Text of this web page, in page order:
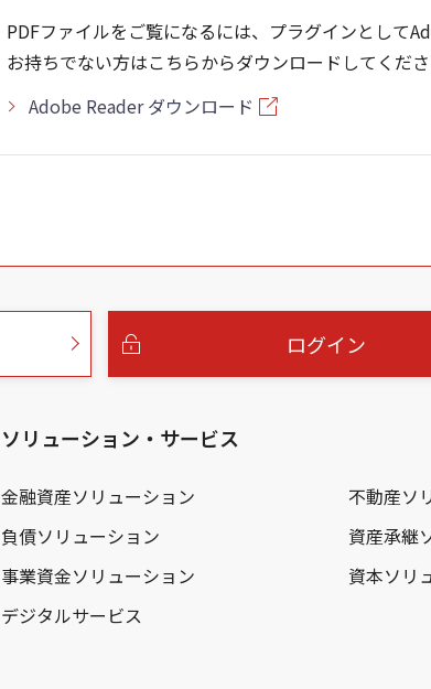
PDFファイルをご覧になるには、プラグインとして
お持ちでない方はこちらからダウンロードしてくださ
Adobe Reader ダウンロード
ログイン
ソリューション・サービス
金融資産ソリューション 不動産ソ
負債ソリューション
資産承継
事業資金ソリューション
資本ソリ
デジタルサービス